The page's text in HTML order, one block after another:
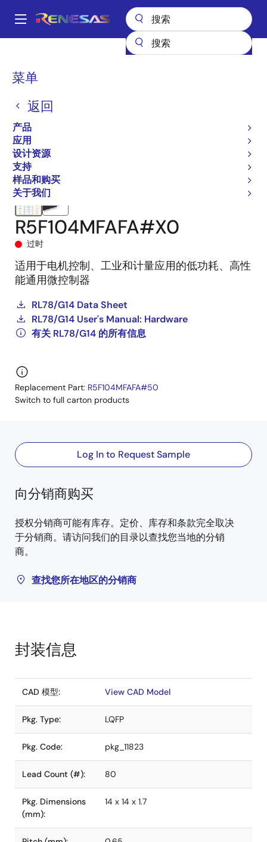
到
Main
菜单
返回
产品
应用
设计资源
支持
样品和购买
关于我们
面
屑
RL78 低功耗 8 位和 16 位 MCU
RL78/G14
R5F104MFAFA#X0
过时
适用于电机控制、工业和计量应用的低功耗、高性
能通用微控制器
RL78/G14 Data Sheet
RL78/G14 User's Manual: Hardware
有关 RL78/G14 的所有信息
Replacement Part: R5F104MFAFA#50
Switch to full carton products
Log In to Request Sample
向分销商购买
授权分销商可能有库存。定价、库存和条款完全取决
于分销商。请访问我们的目录以查找您当地的分销
商。
查找您所在地区的分销商
封装信息
CAD 模型: View CAD Model
Pkg. Type: LQFP
Pkg. Code: pkg_11823
Lead Count (#): 80
Pkg. Dimensions
(mm):
14 x 14 x 1.7